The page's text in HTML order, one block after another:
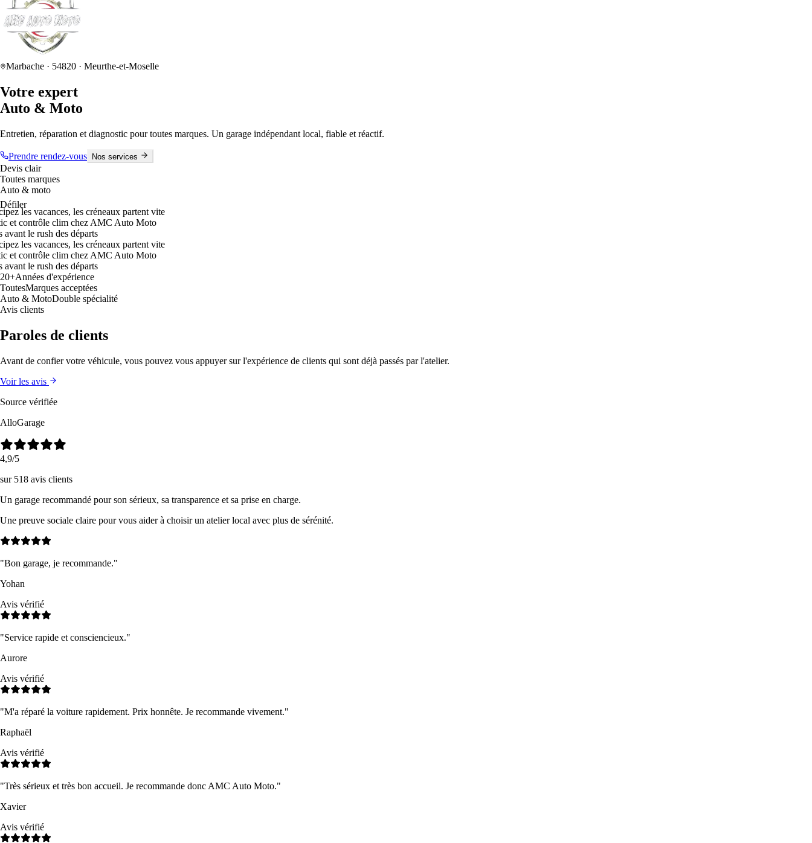
Marbache · 54820 · Meurthe-et-Moselle
Votre expert
Auto & Moto
Entretien, réparation et diagnostic pour toutes marques. Un garage indépendant local, fiable et réactif.
Prendre rendez-vous Nos services
Devis clair
Toutes marques
Auto & moto
Défiler
vacances, les créneaux partent vite
clim chez AMC Auto Moto
le rush des départs
vacances, les créneaux partent vite
clim chez AMC Auto Moto
le rush des départs
20+Années d'expérience
ToutesMarques acceptées
Auto & MotoDouble spécialité
Avis clients
Paroles de clients
Avant de confier votre véhicule, vous pouvez vous appuyer sur l'expérience de clients qui sont déjà passés par l'atelier.
Voir les avis
Source vérifiée
AlloGarage
4,9/5
sur 518 avis clients
Un garage recommandé pour son sérieux, sa transparence et sa prise en charge.
Une preuve sociale claire pour vous aider à choisir un atelier local avec plus de sérénité.
"Bon garage, je recommande."
Yohan
Avis vérifié
"Service rapide et consciencieux."
Aurore
Avis vérifié
"M'a réparé la voiture rapidement. Prix honnête. Je recommande vivement."
Raphaël
Avis vérifié
"Très sérieux et très bon accueil. Je recommande donc AMC Auto Moto."
Xavier
Avis vérifié